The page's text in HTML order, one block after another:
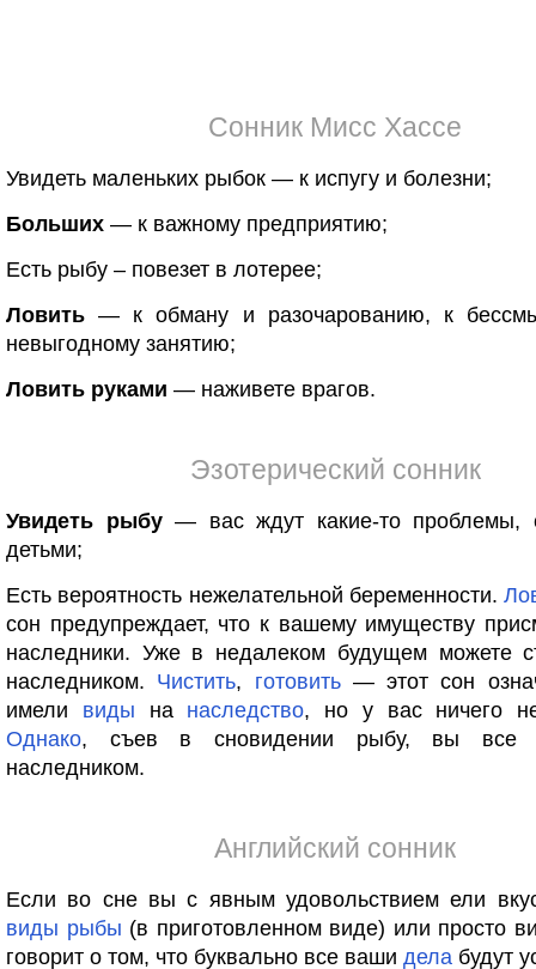
Сонник Мисс Хассе
Увидеть маленьких рыбок — к испугу и болезни;
Больших — к важному предприятию;
Есть рыбу – повезет в лотерее;
Ловить — к обману и разочарованию, к
невыгодному занятию;
Ловить руками — наживете врагов.
Эзотерический сонник
Увидеть рыбу— вас ждут какие-то проблемы,
детьми;
Есть вероятность нежелательной беременности.
сон предупреждает, что к вашему имуществу
наследники. Уже в недалеком будущем можете
наследником. Чистить, готовить— этот сон
имели виды на наследство, но у вас ничего
Однако, съев в сновидении рыбу, вы все
наследником.
Английский сонник
Если во сне вы с явным удовольствием ели
виды рыбы (в приготовленном виде) или просто
говорит о том, что буквально все ваши дела будут